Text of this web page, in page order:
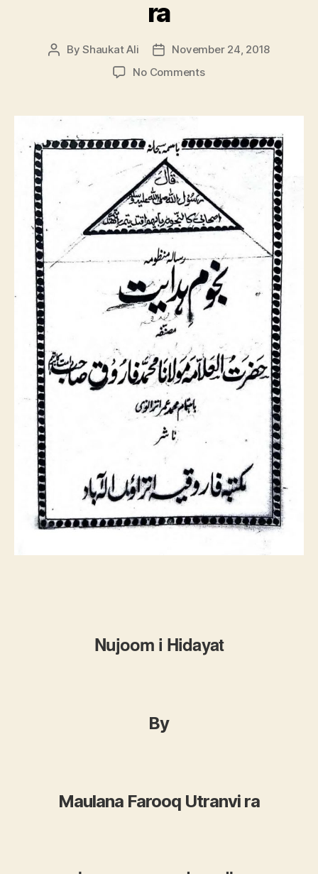
ra
PostByShaukat Ali
PostNovember 24, 2018
No Commentson
Hidayat
By
Maulana
Farooq
Utranvi
ra
Nujoom i Hidayat
By
Maulana Farooq Utranvi ra